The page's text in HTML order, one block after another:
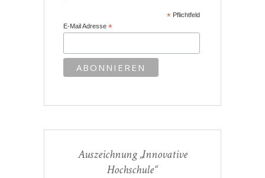
* Pflichtfeld
E-Mail Adresse*
Auszeichnung „Innovative
Hochschule“